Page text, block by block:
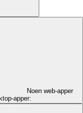
Noen web-apper
apper: